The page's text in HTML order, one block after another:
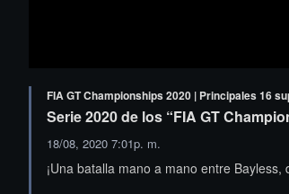
FIA GT Championships 2020 | Principales 16
Serie 2020 de los “FIA GT
18/08, 2020 7:01p. m.
¡Una batalla mano a mano entre